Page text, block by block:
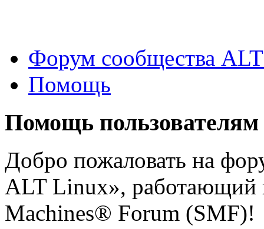
Форум сообщества
Помощь
Помощь
Добро пожаловать на
ALT Linux», работающий
Machines® Forum (SMF)!